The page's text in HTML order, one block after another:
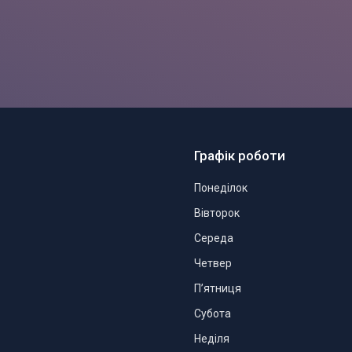
Графік роботи
Понеділок
Вівторок
Середа
Четвер
Пʼятниця
Субота
Неділя